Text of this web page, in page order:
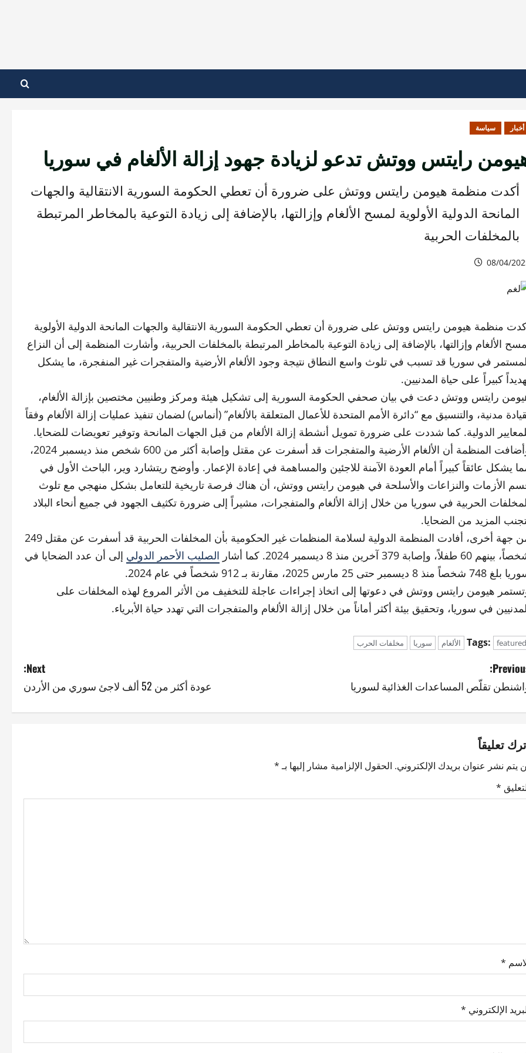
أخبار سياسة
رايتس ووتش تدعو لزيادة جهود إزالة الألغام في سوريا
أكدت منظمة هيومن رايتس ووتش على ضرورة أن تعطي الحكومة السورية الانتقالية والجهات
المانحة الدولية الأولوية لمسح الألغام وإزالتها، بالإضافة إلى زيادة التوعية بالمخاطر المرتبطة
بالمخلفات الحربية
08/04/
منظمة هيومن رايتس ووتش على ضرورة أن تعطي الحكومة السورية الانتقالية والجهات المانحة الدولية الأولوية
الألغام وإزالتها، بالإضافة إلى زيادة التوعية بالمخاطر المرتبطة بالمخلفات الحربية، وأشارت المنظمة إلى أن النزاع
في سوريا قد تسبب في تلوث واسع النطاق نتيجة وجود الألغام الأرضية والمتفجرات غير المنفجرة، ما يشكل
كبيراً على حياة المدنيين.
رايتس ووتش دعت في بيان صحفي الحكومة السورية إلى تشكيل هيئة ومركز وطنيين مختصين بإزالة الألغام،
مدنية، والتنسيق مع “دائرة الأمم المتحدة للأعمال المتعلقة بالألغام” (أنماس) لضمان تنفيذ عمليات إزالة الألغام وفقاً
الدولية. كما شددت على ضرورة تمويل أنشطة إزالة الألغام من قبل الجهات المانحة وتوفير تعويضات للضحايا.
وأضافت المنظمة أن الألغام الأرضية والمتفجرات قد أسفرت عن مقتل وإصابة أكثر من 600 شخص منذ ديسمبر 2024،
يشكل عائقاً كبيراً أمام العودة الآمنة للاجئين والمساهمة في إعادة الإعمار. وأوضح ريتشارد وير، الباحث الأول في
الأزمات والنزاعات والأسلحة في هيومن رايتس ووتش، أن هناك فرصة تاريخية للتعامل بشكل منهجي مع تلوث
الحربية في سوريا من خلال إزالة الألغام والمتفجرات، مشيراً إلى ضرورة تكثيف الجهود في جميع أنحاء البلاد
المزيد من الضحايا.
من جهة أخرى، أفادت المنظمة الدولية لسلامة المنظمات غير الحكومية بأن المخلفات الحربية قد أسفرت عن مقتل 249
60 طفلاً، وإصابة 379 آخرين منذ 8 ديسمبر 2024. كما أشار
الصليب الأحمر الدولي إلى أن عدد الضحايا في
شخصاً منذ 8 ديسمبر حتى 25 مارس 2025، مقارنة بـ 912 شخصاً في عام 2024.
هيومن رايتس ووتش في دعوتها إلى اتخاذ إجراءات عاجلة للتخفيف من الأثر المروع لهذه المخلفات على
في سوريا، وتحقيق بيئة أكثر أماناً من خلال إزالة الألغام والمتفجرات التي تهدد حياة الأبرياء.
Tags: featured الألغام سوريا مخلفات الحرب
تقلّص المساعدات الغذائية لسوريا
Next:
عودة أكثر من 52 ألف لاجئ سوري من الأردن
تعليقاً
يتم نشر عنوان بريدك الإلكتروني. الحقول الإلزامية مشار إليها بـ*
*
*
الإلكتروني *